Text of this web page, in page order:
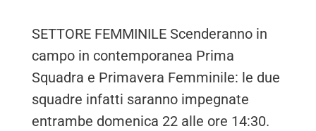
SETTORE FEMMINILE Scenderanno in
campo in contemporanea Prima
Squadra e Primavera Femminile: le due
squadre infatti saranno impegnate
entrambe domenica 22 alle ore 14:30.